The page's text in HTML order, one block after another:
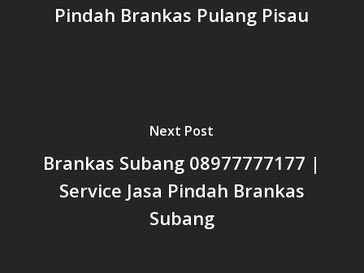
Pindah Brankas Pulang Pisau
Next Post
Brankas Subang 08977777177 |
Service Jasa Pindah Brankas
Subang